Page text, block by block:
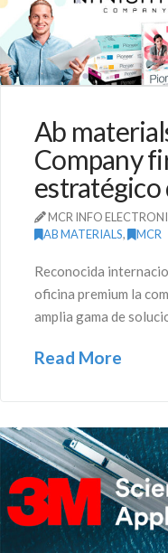
Ab
Company
MCR INFO
AB MATERIALS, MCR
Reconocida
oficina premium la
amplia gama de
Read More